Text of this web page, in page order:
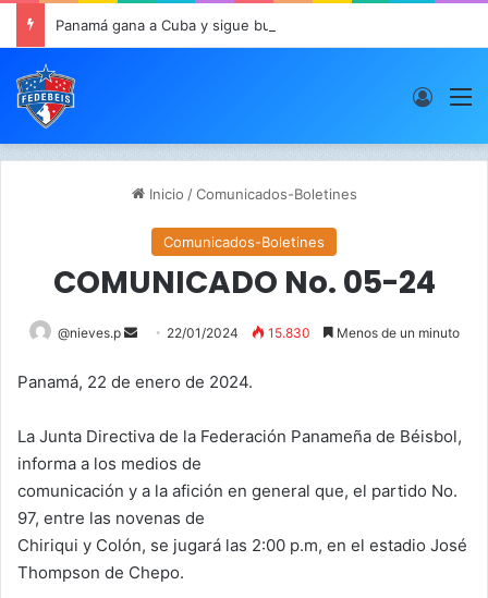
Panamá gana a Cuba y sigue buen paso en JCDC
Inicio / Comunicados-Boletines
Comunicados-Boletines
COMUNICADO No. 05-24
@nieves.p
S
n
a
n
e
m
a
i
22/01/2024 15.830 Menos de un minuto
Panamá, 22 de enero de 2024.
La Junta Directiva de la Federación Panameña de Béisbol,
informa a los medios de
comunicación y a la afición en general que, el partido No.
97, entre las novenas de
Chiriqui y Colón, se jugará las 2:00 p.m, en el estadio José
Thompson de Chepo.